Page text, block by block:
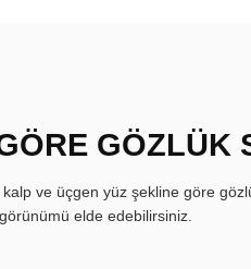
GÖZLÜK
ve üçgen yüz şekline göre
elde edebilirsiniz.